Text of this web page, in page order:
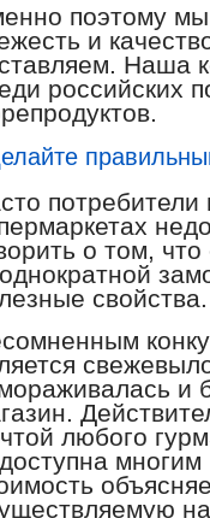
поэтому
и
Наша
российских
потребители
о том,
свойства.
и
любого